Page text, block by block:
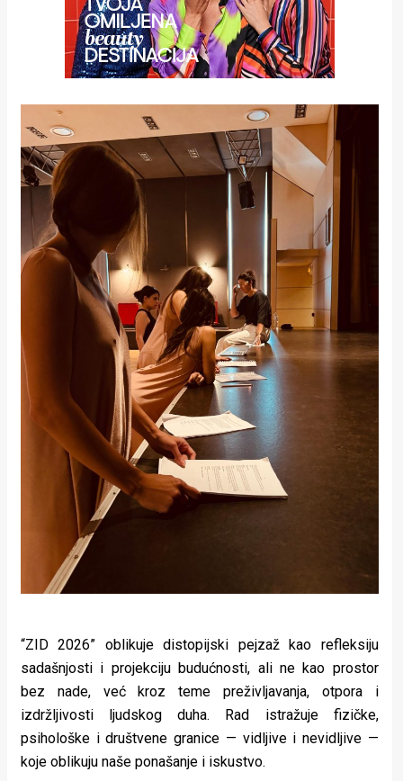
“ZID 2026” oblikuje distopijski pejzaž kao refleksiju
sadašnjosti i projekciju budućnosti, ali ne kao prostor
bez nade, već kroz teme preživljavanja, otpora i
izdržljivosti ljudskog duha. Rad istražuje fizičke,
psihološke i društvene granice — vidljive i nevidljive —
koje oblikuju naše ponašanje i iskustvo.